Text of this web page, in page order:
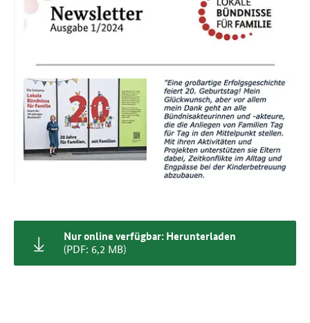
Nur online verfügbar: Herunterladen
(PDF: 6,2 MB)